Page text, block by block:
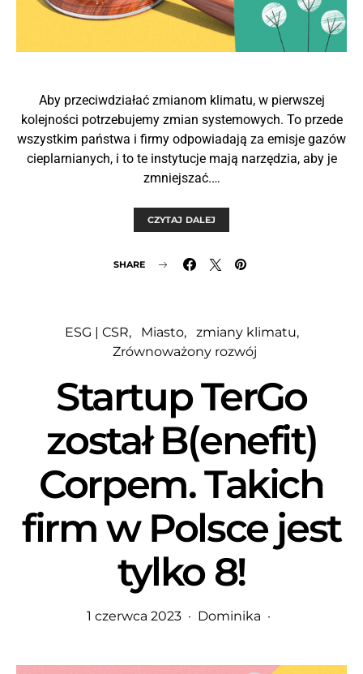
Aby przeciwdziałać zmianom klimatu, w pierwszej
kolejności potrzebujemy zmian systemowych. To przede
wszystkim państwa i firmy odpowiadają za emisje gazów
cieplarnianych, i to te instytucje mają narzędzia, aby je
zmniejszać.…
CZYTAJ DALEJ
SHARE
ESG | CSR Miasto
zmiany klimatu
Zrównoważony rozwój
Startup TerGo
został B(enefit)
Corpem. Takich
firm w Polsce jest
tylko 8!
1 czerwca 2023 Dominika